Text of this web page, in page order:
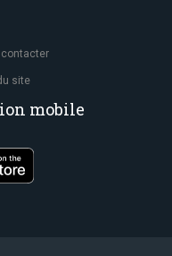
contacter
site
mobile